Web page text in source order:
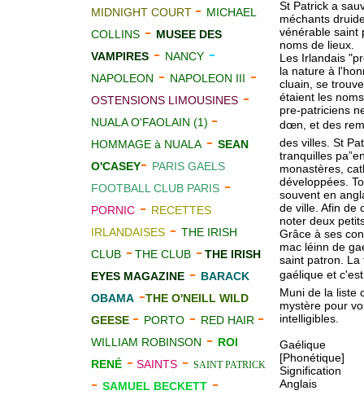
MIDNIGHT COURT - MICHAEL
COLLINS - MUSEE DES
VAMPIRES - NANCY -
NAPOLEON - NAPOLEON III -
OSTENSIONS LIMOUSINES -
NUALA O'FAOLAIN (1) -
HOMMAGE à NUALA - SEAN
O'CASEY- PARIS GAELS
FOOTBALL CLUB PARIS -
PORNIC - RECETTES
IRLANDAISES - THE IRISH
CLUB -THE CLUB -THE IRISH
EYES MAGAZINE - BARACK
OBAMA -THE O'NEILL WILD
GEESE - PORTO - RED HAIR -
WILLIAM ROBINSON - ROI
RENÉ - SAINTS - SAINT PATRICK
- SAMUEL BECKETT -
St Patrick a
méchants
vénérable saint
noms de lieux.
Les Irlandais
la nature à
cluain, se
étaient les
pre-patriciens
dœn, et des
des villes. St
tranquilles
monastères,
développées.
souvent en
de ville. Afin de
noter deux
Grâce à ses
mac léinn de
saint patron. La
gaélique et
Muni de la liste
mystère pour
intelligibles.
Gaélique
[Phonétique]
Signification
Anglais